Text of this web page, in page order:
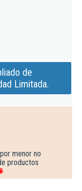
de
Limitada.
menor no
productos